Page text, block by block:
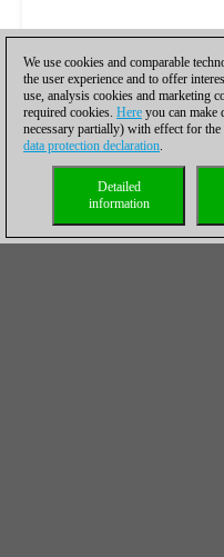
We use cookies and comparable
the user experience and to offer
use, analysis cookies and marketing
required cookies. Here you can make
necessary partially) with effect for
data protection declaration.
Detailed
information